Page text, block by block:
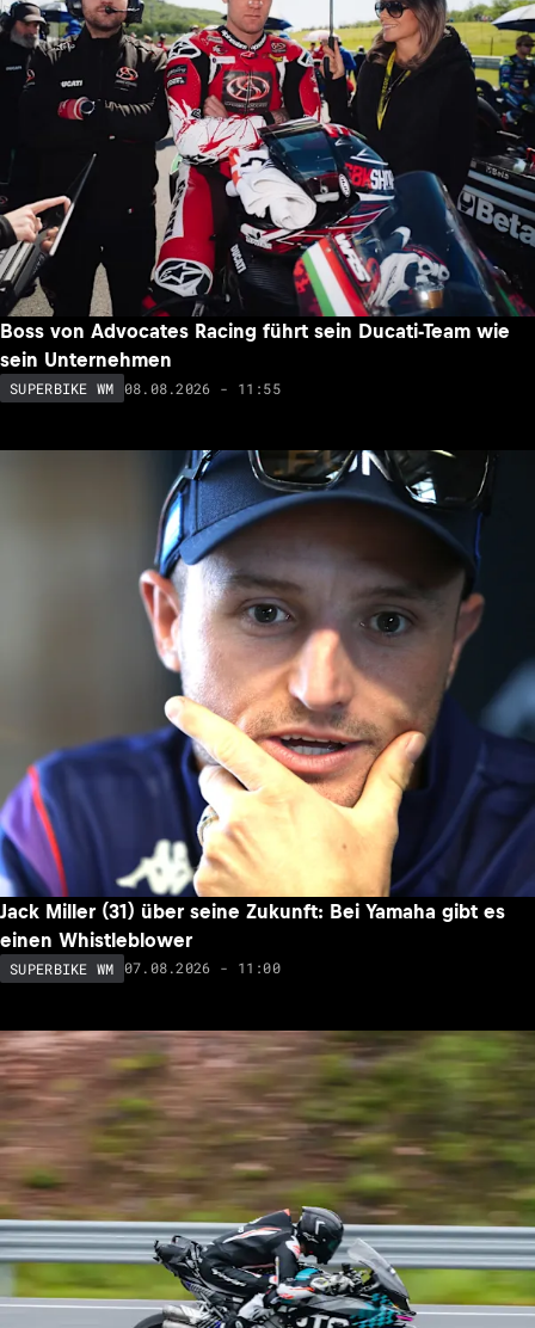
Boss von Advocates Racing führt sein Ducati-Team wie
sein Unternehmen
SUPERBIKE WM 08.08.2026 - 11:55
Jack Miller (31) über seine Zukunft: Bei Yamaha gibt es
einen Whistleblower
SUPERBIKE WM 07.08.2026 - 11:00